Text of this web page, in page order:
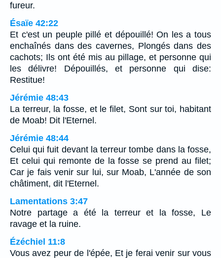
fureur.
Ésaïe 42:22
Et c'est un peuple pillé et dépouillé! On les a tous
enchaînés dans des cavernes, Plongés dans des
cachots; Ils ont été mis au pillage, et personne qui
les délivre! Dépouillés, et personne qui dise:
Restitue!
Jérémie 48:43
La terreur, la fosse, et le filet, Sont sur toi, habitant
de Moab! Dit l'Eternel.
Jérémie 48:44
Celui qui fuit devant la terreur tombe dans la fosse,
Et celui qui remonte de la fosse se prend au filet;
Car je fais venir sur lui, sur Moab, L'année de son
châtiment, dit l'Eternel.
Lamentations 3:47
Notre partage a été la terreur et la fosse, Le
ravage et la ruine.
Ézéchiel 11:8
Vous avez peur de l'épée, Et je ferai venir sur vous